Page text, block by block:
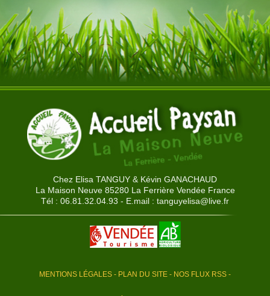
Chez Elisa TANGUY & Kévin GANACHAUD
La Maison Neuve 85280 La Ferrière Vendée France
Tél : 06.81.32.04.93 - E.mail : tanguyelisa@live.fr
MENTIONS LÉGALES - PLAN DU SITE - NOS FLUX RSS -